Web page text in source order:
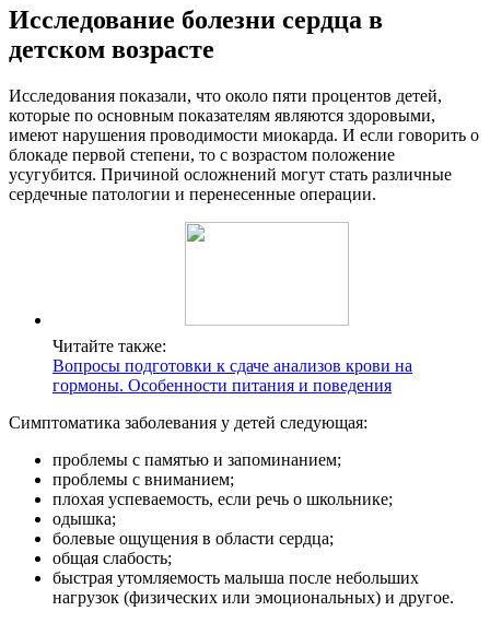
Исследование болезни сердца в
детском возрасте
Исследования показали, что около пяти процентов детей,
которые по основным показателям являются здоровыми,
имеют нарушения проводимости миокарда. И если говорить о
блокаде первой степени, то с возрастом положение
усугубится. Причиной осложнений могут стать различные
сердечные патологии и перенесенные операции.
Читайте также:
Вопросы подготовки к сдаче анализов крови на
гормоны. Особенности питания и поведения
Симптоматика заболевания у детей следующая:
проблемы с памятью и запоминанием;
проблемы с вниманием;
плохая успеваемость, если речь о школьнике;
одышка;
болевые ощущения в области сердца;
общая слабость;
быстрая утомляемость малыша после небольших
нагрузок (физических или эмоциональных) и другое.